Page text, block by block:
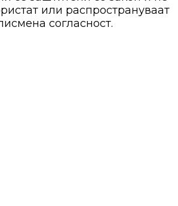
или распространуваат
согласност.